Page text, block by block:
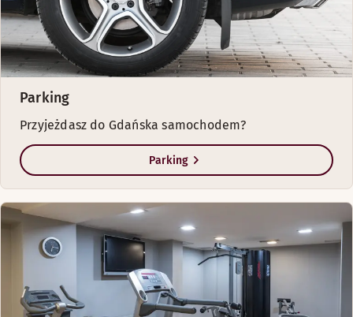
Parking
Przyjeżdasz do Gdańska samochodem?
Parking